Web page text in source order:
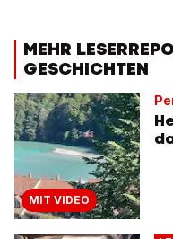
MEHR
GESCHICHTEN
MIT VIDEO